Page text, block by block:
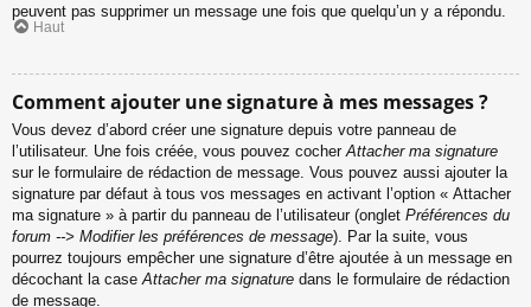
peuvent pas supprimer un message une fois que quelqu’un y a répondu.
Haut
Comment ajouter une signature à mes messages ?
Vous devez d’abord créer une signature depuis votre panneau de
l’utilisateur. Une fois créée, vous pouvez cocherAttacher ma signature
sur le formulaire de rédaction de message. Vous pouvez aussi ajouter la
signature par défaut à tous vos messages en activant l’option « Attacher
ma signature » à partir du panneau de l’utilisateur (onglet Préférences du
forum --> Modifier les préférences de message). Par la suite, vous
pourrez toujours empêcher une signature d’être ajoutée à un message en
décochant la caseAttacher ma signature dans le formulaire de rédaction
de message.